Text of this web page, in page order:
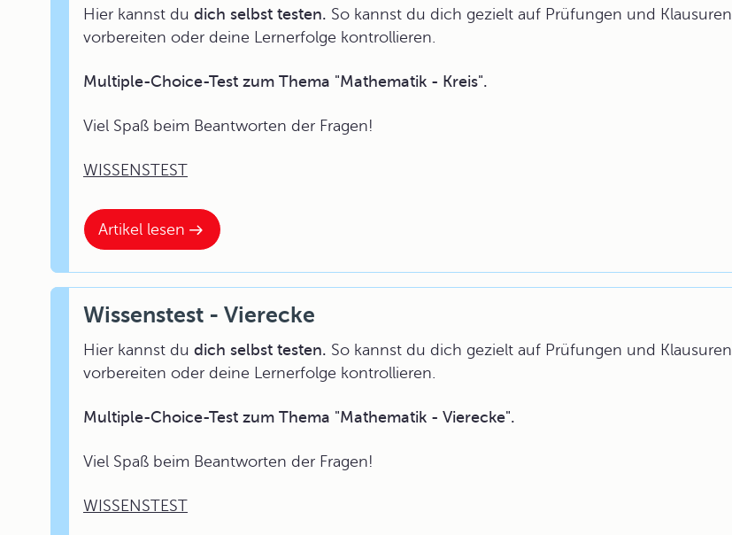
Artikel lesen
Hier kannst du dich selbst testen. So kannst du dich gezielt auf Prüfungen und Klausuren
vorbereiten oder deine Lernerfolge kontrollieren.
Multiple-Choice-Test zum Thema "Mathematik - Kreis".
Viel Spaß beim Beantworten der Fragen!
WISSENSTEST
Wissenstest - Vierecke
Hier kannst du dich selbst testen. So kannst du dich gezielt auf Prüfungen und Klausuren
vorbereiten oder deine Lernerfolge kontrollieren.
Multiple-Choice-Test zum Thema "Mathematik - Vierecke".
Viel Spaß beim Beantworten der Fragen!
WISSENSTEST